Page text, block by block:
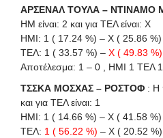
ΑΡΣΕΝΑΛ ΤΟΥΛΑ – ΝΤΙΝΑΜΟ
HΜ είναι: 2 και για ΤΕΛ είναι: X
ΗΜΙ: 1 ( 17.24 %) – X ( 25.86
ΤΕΛ: 1 ( 33.57 %) – X ( 49.83 %)
Αποτέλεσμα: 1 – 0 , ΗΜΙ 1 ΤΕΛ 1
ΤΣΣΚΑ ΜΟΣΧΑΣ – ΡΟΣΤΟΦ : Η
και για ΤΕΛ είναι: 1
ΗΜΙ: 1 ( 14.66 %) – X ( 41.58
ΤΕΛ: 1 ( 56.22 %) – X ( 20.52